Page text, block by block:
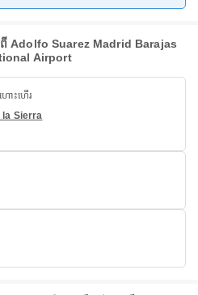
Adolfo Suarez Madrid Barajas
Airport
ោះហើរ
la Sierra